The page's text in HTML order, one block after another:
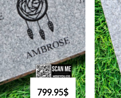
799.95$